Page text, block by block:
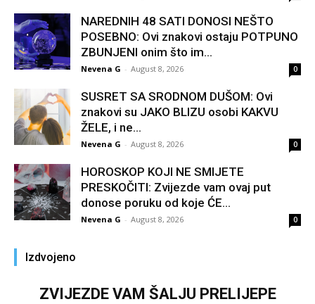
NAREDNIH 48 SATI DONOSI NEŠTO
POSEBNO: Ovi znakovi ostaju POTPUNO
ZBUNJENI onim što im...
Nevena G - August 8, 2026 0
SUSRET SA SRODNOM DUŠOM: Ovi
znakovi su JAKO BLIZU osobi KAKVU
ŽELE, i ne...
Nevena G - August 8, 2026 0
HOROSKOP KOJI NE SMIJETE
PRESKOČITI: Zvijezde vam ovaj put
donose poruku od koje ĆE...
Nevena G - August 8, 2026 0
Izdvojeno
ZVIJEZDE VAM ŠALJU PRELIJEPE